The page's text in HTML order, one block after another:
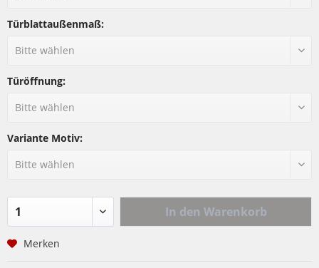
Türblattaußenmaß:
Türöffnung:
Variante Motiv:
In den Warenkorb
Merken